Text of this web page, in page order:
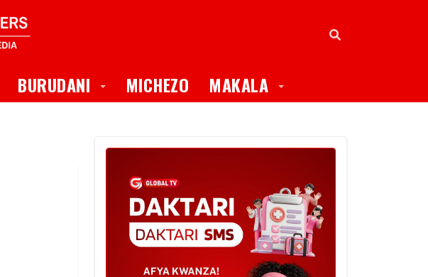
BURUDANI Toggle Dropdown
MICHEZO MAKALA Toggle Dropdown